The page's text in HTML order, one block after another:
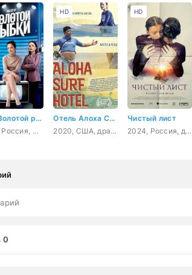
Шоу Золотой рыбки
2025, Россия, мелодрама
Отель Алоха Сёрф
2020, США, драма, комедия
HD
Чистый лист
2024, Россия, драма
HD
0